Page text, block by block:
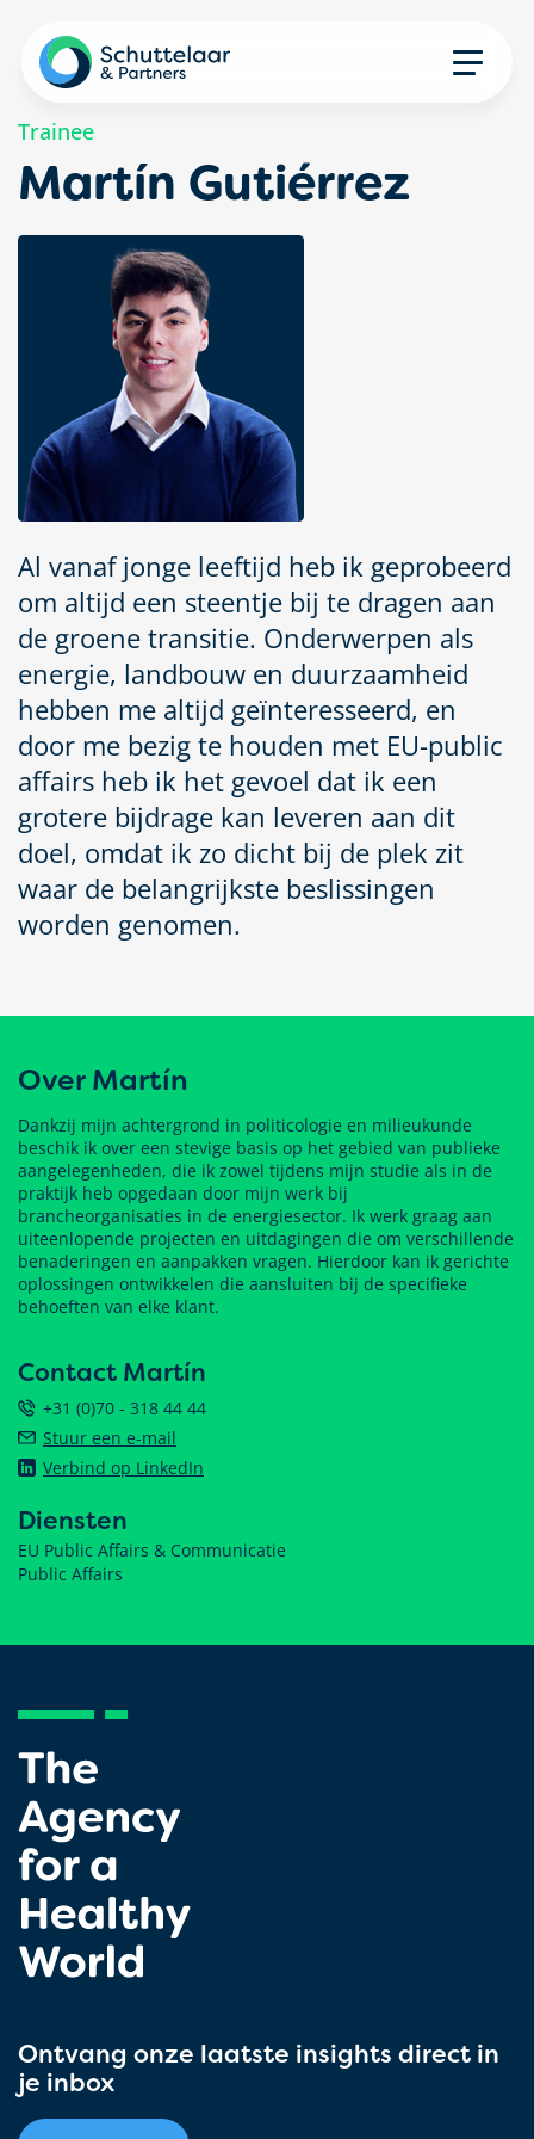
Trainee
Martín Gutiérrez
Al vanaf jonge leeftijd heb ik geprobeerd
om altijd een steentje bij te dragen aan
de groene transitie. Onderwerpen als
energie, landbouw en duurzaamheid
hebben me altijd geïnteresseerd, en
door me bezig te houden met EU-public
affairs heb ik het gevoel dat ik een
grotere bijdrage kan leveren aan dit
doel, omdat ik zo dicht bij de plek zit
waar de belangrijkste beslissingen
worden genomen.
Over Martín
Dankzij mijn achtergrond in politicologie en milieukunde
beschik ik over een stevige basis op het gebied van publieke
aangelegenheden, die ik zowel tijdens mijn studie als in de
praktijk heb opgedaan door mijn werk bij
brancheorganisaties in de energiesector. Ik werk graag aan
uiteenlopende projecten en uitdagingen die om verschillende
benaderingen en aanpakken vragen. Hierdoor kan ik gerichte
oplossingen ontwikkelen die aansluiten bij de specifieke
behoeften van elke klant.
Contact Martín
+31 (0)70 - 318 44 44
Stuur een e-mail
Verbind op LinkedIn
Diensten
EU Public Affairs & Communicatie
Public Affairs
Ontvang onze laatste insights direct in
je inbox